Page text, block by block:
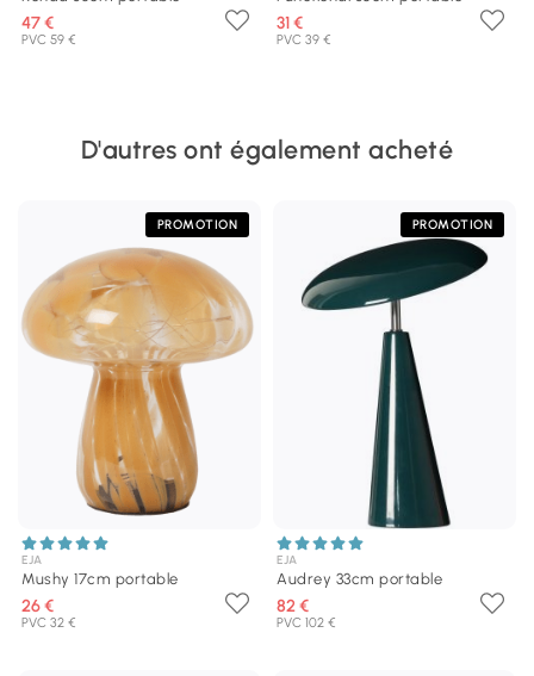
47 €
PVC 59 €
31 €
PVC 39 €
D'autres ont également acheté
PROMOTION
EJA
Mushy 17cm portable
26 €
PVC 32 €
PROMOTION
EJA
Audrey 33cm portable
82 €
PVC 102 €